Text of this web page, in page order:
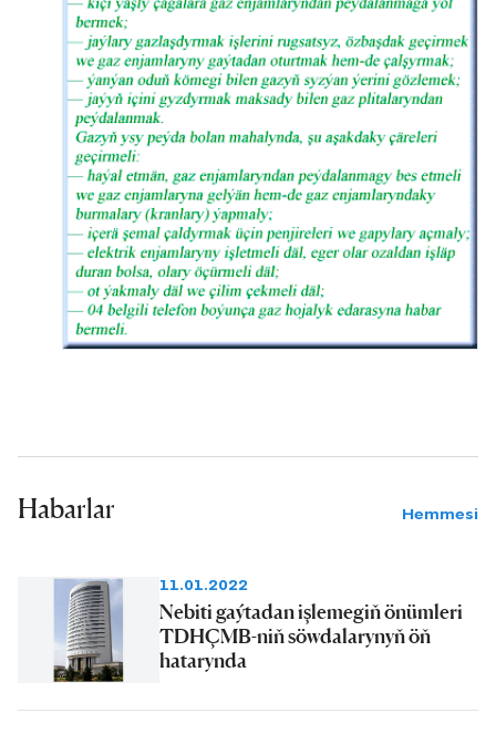
Habarlar Hemmesi
11.01.2022
Nebiti gaýtadan işlemegiň önümleri
TDHÇMB-niň söwdalarynyň öň
hatarynda